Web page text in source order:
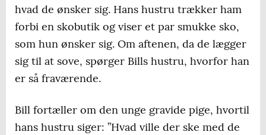
hvad de ønsker sig. Hans hustru trækker ham
forbi en skobutik og viser et par smukke sko,
som hun ønsker sig. Om aftenen, da de lægger
sig til at sove, spørger Bills hustru, hvorfor han
er så fraværende.
Bill fortæller om den unge gravide pige, hvortil
hans hustru siger: ”Hvad ville der ske med de